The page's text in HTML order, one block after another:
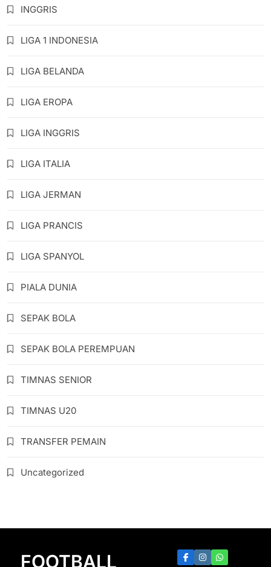
INGGRIS
LIGA 1 INDONESIA
LIGA BELANDA
LIGA EROPA
LIGA INGGRIS
LIGA ITALIA
LIGA JERMAN
LIGA PRANCIS
LIGA SPANYOL
PIALA DUNIA
SEPAK BOLA
SEPAK BOLA PEREMPUAN
TIMNAS SENIOR
TIMNAS U20
TRANSFER PEMAIN
Uncategorized
FOOTBALL